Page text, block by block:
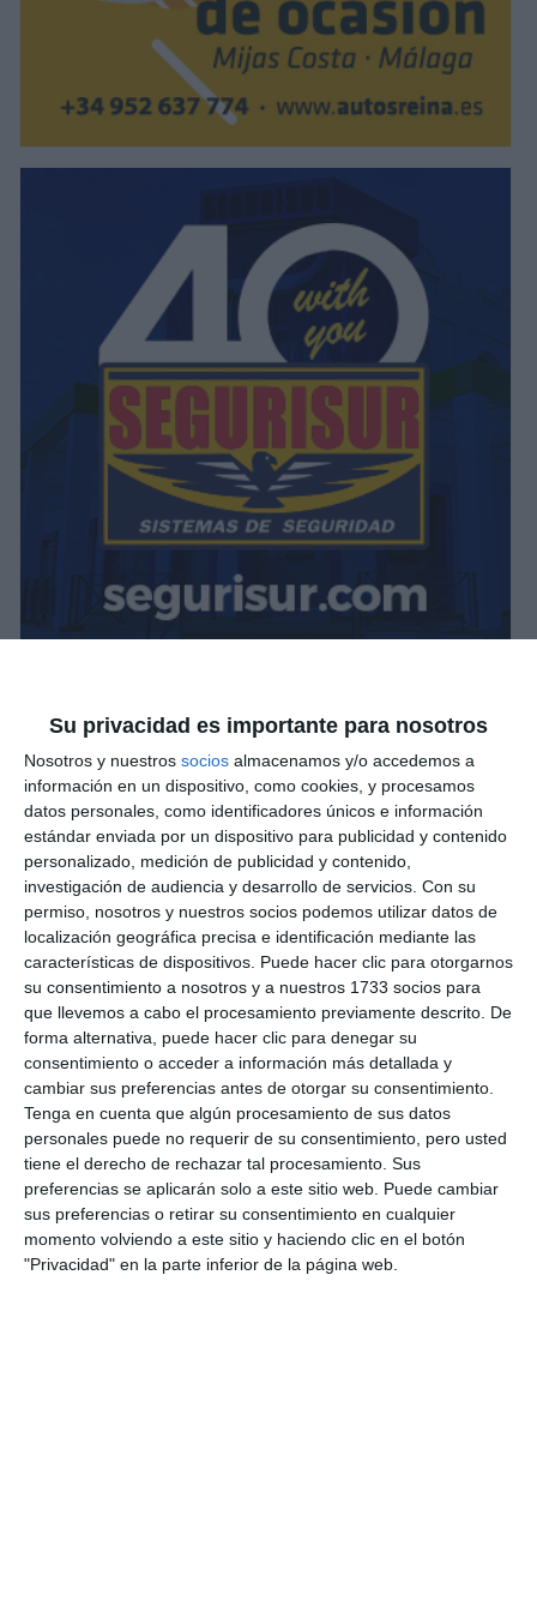
Su privacidad es importante para nosotros
Nosotros y nuestros socios almacenamos y/o accedemos a
información en un dispositivo, como cookies, y procesamos
datos personales, como identificadores únicos e información
estándar enviada por un dispositivo para publicidad y contenido
personalizado, medición de publicidad y contenido,
investigación de audiencia y desarrollo de servicios. Con su
permiso, nosotros y nuestros socios podemos utilizar datos de
localización geográfica precisa e identificación mediante las
características de dispositivos. Puede hacer clic para otorgarnos
su consentimiento a nosotros y a nuestros 1733 socios para
que llevemos a cabo el procesamiento previamente descrito. De
forma alternativa, puede hacer clic para denegar su
consentimiento o acceder a información más detallada y
cambiar sus preferencias antes de otorgar su consentimiento.
Tenga en cuenta que algún procesamiento de sus datos
personales puede no requerir de su consentimiento, pero usted
tiene el derecho de rechazar tal procesamiento. Sus
preferencias se aplicarán solo a este sitio web. Puede cambiar
sus preferencias o retirar su consentimiento en cualquier
momento volviendo a este sitio y haciendo clic en el botón
"Privacidad" en la parte inferior de la página web.